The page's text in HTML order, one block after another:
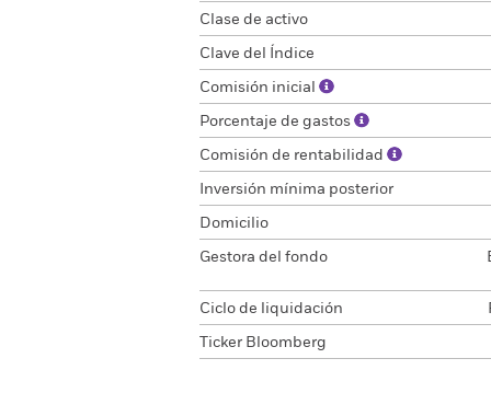
Clase de activo
Clave del Índice
Comisión inicial
Porcentaje de gastos
Comisión de rentabilidad
Inversión mínima posterior
Domicilio
Gestora del fondo
Ciclo de liquidación
Ticker Bloomberg